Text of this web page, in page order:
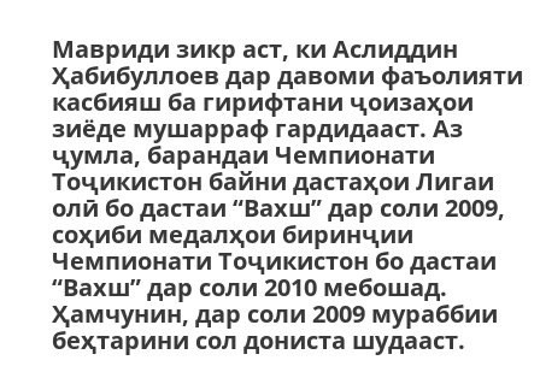
Мавриди зикр аст, ки Аслиддин
Ҳабибуллоев дар давоми фаъолияти
касбияш ба гирифтани ҷоизаҳои
зиёде мушарраф гардидааст. Аз
ҷумла, барандаи Чемпионати
Тоҷикистон байни дастаҳои Лигаи
олӣ бо дастаи “Вахш” дар соли 2009,
соҳиби медалҳои биринҷии
Чемпионати Тоҷикистон бо дастаи
“Вахш” дар соли 2010 мебошад.
Ҳамчунин, дар соли 2009 мураббии
беҳтарини сол дониста шудааст.